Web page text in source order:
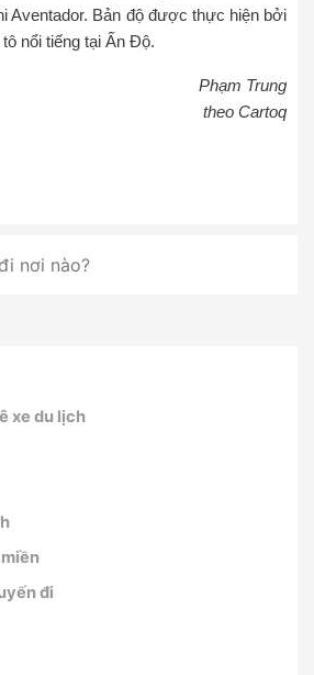
Aventador. Bản độ được thực hiện bởi
nổi tiếng tại Ấn Độ.
Phạm Trung
theo Cartoq
xe du lịch
đi